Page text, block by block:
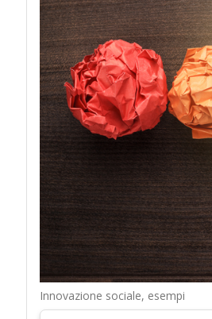
Innovazione sociale, esempi